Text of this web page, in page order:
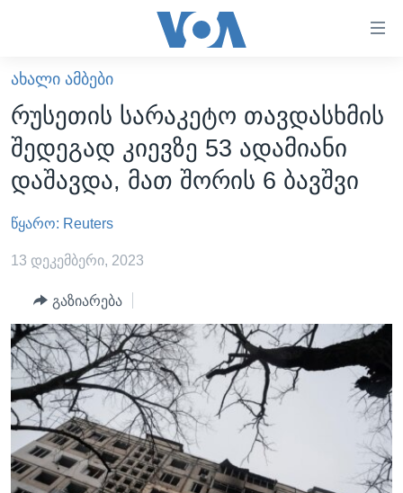
ხელმისაწვდომობისთვის
გადადით
მთავარზე
გადადით
მთავარ
ნავიგაციაზე
გადადით
ძიებაზე
ᲐᲮᲐᲚᲘ ᲐᲛᲑᲔᲑᲘ
ᲡᲐᲥᲐᲠᲗᲕᲔᲚᲝ
ᲐᲨᲨ
ᲐᲨᲨ-ᲘᲡ ᲐᲠᲩᲔᲕᲜᲔᲑᲘ 2024
ᲛᲡᲝᲤᲚᲘᲝ
ᲕᲘᲓᲔᲝᲔᲑᲘ
ᲒᲐᲓᲐᲪᲔᲛᲔᲑᲘ
ᲕᲐᲨᲘᲜᲒᲢᲝᲜᲘ ᲓᲦᲔᲡ
ᲮᲔᲓᲕᲐ ᲕᲐᲨᲘᲜᲒᲢᲝᲜᲘᲓᲐᲜ
ᲡᲢᲣᲓᲘᲐ ᲕᲐᲨᲘᲜᲒᲢᲝᲜᲘ
ᲡᲮᲕᲐ ᲡᲘᲐᲮᲚᲔᲔᲑᲘ
ᲞᲝᲚᲘᲢᲘᲙᲐ
ᲔᲙᲝᲜᲝᲛᲘᲙᲐ
ᲯᲐᲜᲛᲠᲗᲔᲚᲝᲑᲐ
ᲛᲔᲪᲜᲘᲔᲠᲔᲑᲐ
ᲠᲣᲡᲔᲗᲘᲡ ᲨᲔᲭᲠᲐ ᲣᲙᲠᲐᲘᲜᲐᲨᲘ
Learning English
ᲗᲕᲐᲚᲘ ᲒᲕᲐᲓᲔᲕᲜᲔᲗ
ᲐᲮᲐᲚᲘ ᲐᲛᲑᲔᲑᲘ
რუსეთის სარაკეტო თავდასხმის
შედეგად კიევზე 53 ადამიანი
დაშავდა, მათ შორის 6 ბავშვი
წყარო: Reuters
13 დეკემბერი, 2023
გაზიარება